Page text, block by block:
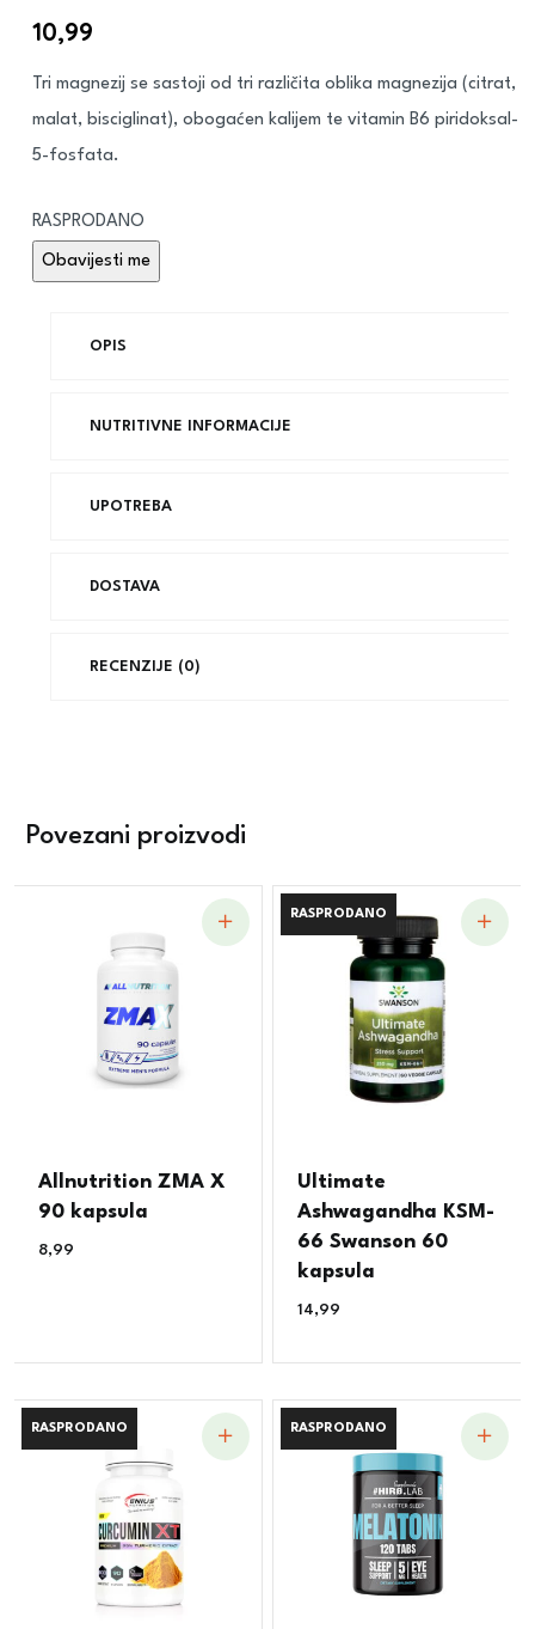
10,99
Tri magnezij se sastoji od tri različita oblika magnezija (citrat,
malat, bisciglinat), obogaćen kalijem te vitamin B6 piridoksal-
5-fosfata.
RASPRODANO
OPIS
NUTRITIVNE INFORMACIJE
UPOTREBA
DOSTAVA
RECENZIJE (0)
Povezani proizvodi
Allnutrition ZMA X
90 kapsula
8,99
RASPRODANO
RASPRODANO
Ultimate
Ashwagandha KSM-
66 Swanson 60
kapsula
14,99
RASPRODANO
RASPRODANO RASPRODANO
RASPRODANO